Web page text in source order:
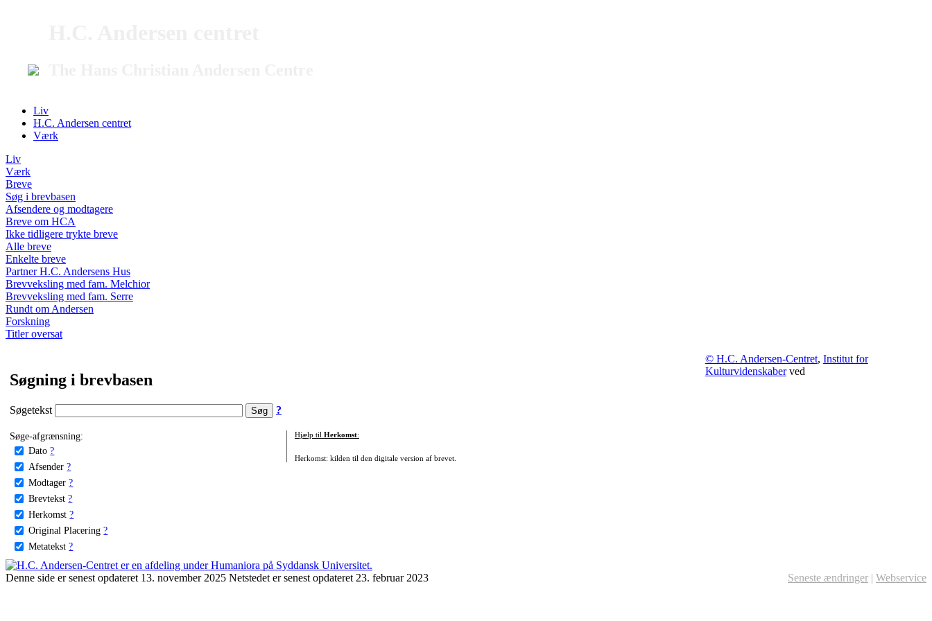
Liv
H.C. Andersen centret
Værk
Liv
Værk
Breve
Søg i brevbasen
Afsendere og modtagere
Breve om HCA
Ikke tidligere trykte breve
Alle breve
Enkelte breve
Partner H.C. Andersens Hus
Brevveksling med fam. Melchior
Brevveksling med fam. Serre
Rundt om Andersen
Forskning
Titler oversat
Søgning i brevbasen
Søgetekst ?
Søge-afgrænsning:
Dato ?
Afsender ?
Modtager ?
Brevtekst ?
Herkomst ?
Original Placering ?
Metatekst ?
Hjælp til Herkomst:
Herkomst: kilden til den digitale version af brevet.
© H.C. Andersen-Centret, Institut for
Kulturvidenskaberved
Denne side er senest opdateret 13. november 2025 Netstedet er senest opdateret 23. februar 2023 Seneste ændringer | Webservice